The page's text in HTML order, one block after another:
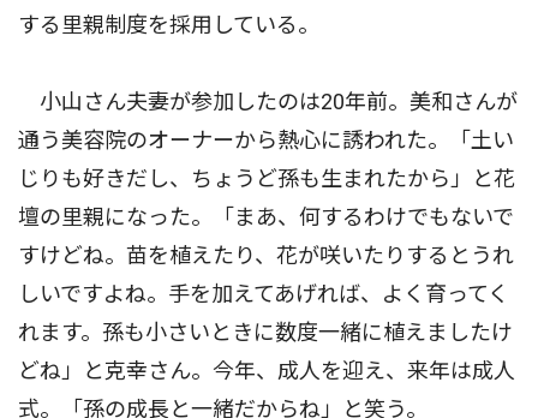
する里親制度を採用している。
小山さん夫妻が参加したのは20年前。美和さんが
通う美容院のオーナーから熱心に誘われた。「土い
じりも好きだし、ちょうど孫も生まれたから」と花
壇の里親になった。「まあ、何するわけでもないで
すけどね。苗を植えたり、花が咲いたりするとうれ
しいですよね。手を加えてあげれば、よく育ってく
れます。孫も小さいときに数度一緒に植えましたけ
どね」と克幸さん。今年、成人を迎え、来年は成人
式。「孫の成長と一緒だからね」と笑う。